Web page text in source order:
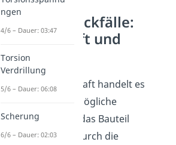
Eulersche Knickfälle:
Kritische Kraft und
Formel
der kritischen Kraft handelt es
um die kleinstmögliche
bei der das Bauteil
Sie wird durch die
ngen
4/6 – Dauer: 03:47
Torsion
Verdrillung
5/6 – Dauer: 06:08
Scherung
6/6 – Dauer: 02:03